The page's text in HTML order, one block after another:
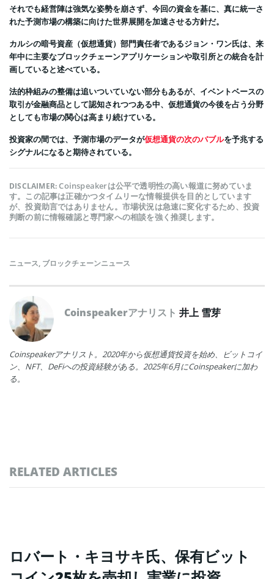
それでも経営陣は強気な姿勢を崩さず、今回の資金を基に、真に統一さ
れた予測市場の構築に向けた世界展開を加速させる方針だ。
カルシの暗号資産（仮想通貨）部門責任者であるジョン・ワン氏は、来
年中に主要なブロックチェーンアプリケーションや取引所との統合を計
画していると述べている。
法的枠組みの整備は追いついていない部分もあるが、イベントベースの
取引が金融商品として認知されつつある中、仮想通貨の今後を占う分野
としても市場の関心は高まり続けている。
投資家の間では、予測市場のデータが仮想通貨の次のバブルを予兆する
シグナルになると期待されている。
DISCLAIMER:Coinspeakerは公平で透明性の高い報道に努めていま
す。この記事は正確かつタイムリーな情報提供を目的としています
が、投資助言ではありません。市場状況は急速に変化するため、投資
判断の前に情報確認と専門家への相談を強く推奨します。
ニュース, ブロックチェーンニュース
Coinspeakerアナリスト 井上 雪芽
Coinspeakerアナリスト。2020年から仮想通貨投資を始め、ビットコイ
ン、NFT、DeFiへの投資経験がある。2025年6月にCoinspeakerに加わ
る。
RELATED ARTICLES
ロバート・キヨサキ氏、保有ビット